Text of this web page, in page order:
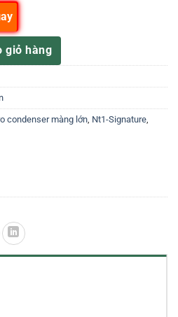
– Đỉnh cao công nghệ âm thanh
giỏ hàng
condenser màng lớn Nt1-Signature